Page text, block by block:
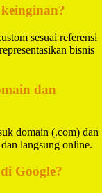
keinginan?
sesuai referensi
bisnis
dan
domain (.com) dan
langsung online.
Google?